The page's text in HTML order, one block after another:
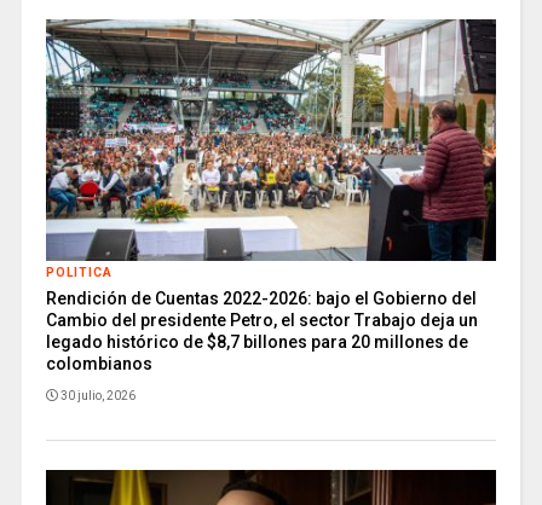
POLITICA
Rendición de Cuentas 2022-2026: bajo el Gobierno del
Cambio del presidente Petro, el sector Trabajo deja un
legado histórico de $8,7 billones para 20 millones de
colombianos
30 julio, 2026